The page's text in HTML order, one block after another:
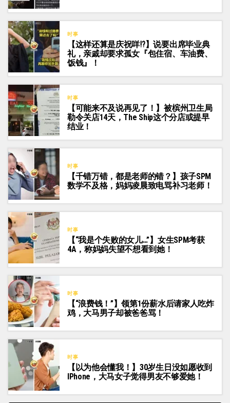
时事
【这样还算是庆祝咩⁉️】说要出席毕业典
礼，亲戚却要求孤女『包住宿、车油费、
饭钱』！
时事
【可能来不及说再见了！】被槟州卫生局
勒令关店14天，The Ship这个分店或提早
结业！
时事
【千错万错，都是老师的错？】孩子SPM
数学不及格，妈妈凌晨致电骂补习老师！
时事
【“我是个失败的女儿…”】女生SPM考获
4A，称妈妈失望不想看到她！
时事
【“浪费钱！”】领第1份薪水后请家人吃炸
鸡，大马男子却被爸爸骂！
时事
【以为他会懂我！】30岁生日没如愿收到
IPhone，大马女子觉得男友不够爱她！